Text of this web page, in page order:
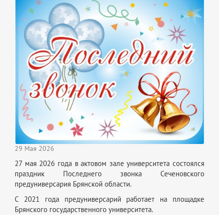
29 Мая 2026
27 мая 2026 года в актовом зале университета состоялся
праздник Последнего звонка Сеченовского
предуниверсария Брянской области.
С 2021 года предуниверсарий работает на площадке
Брянского государственного университета.